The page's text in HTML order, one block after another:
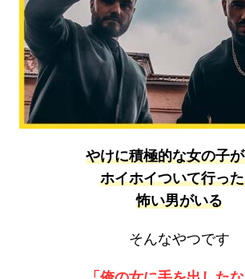
やけに積極的な女の子
ホイホイついて行っ
怖い男がいる
そんなやつです